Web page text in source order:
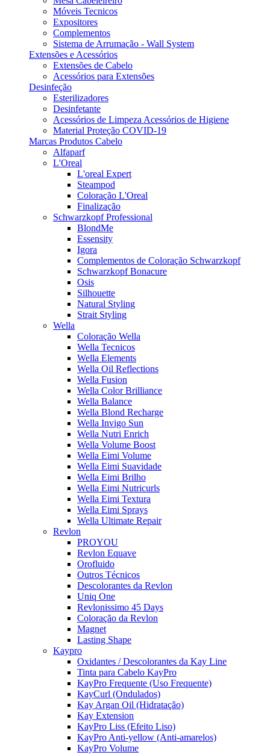
Móveis Tecnicos
Expositores
Complementos
Sistema de Arrumação - Wall System
Extensões e Acessórios
Extensões de Cabelo
Acessórios para Extensões
Desinfeção
Esterilizadores
Desinfetante
Acessórios de Limpeza Acessórios de Higiene
Material Proteção COVID-19
Marcas Produtos Cabelo
Alfaparf
L'Oreal
L'oreal Expert
Steampod
Coloração L'Oreal
Finalização
Schwarzkopf Professional
BlondMe
Essensity
Igora
Complementos de Coloração Schwarzkopf
Schwarzkopf Bonacure
Osis
Silhouette
Natural Styling
Strait Styling
Wella
Coloração Wella
Wella Tecnicos
Wella Elements
Wella Oil Reflections
Wella Fusion
Wella Color Brilliance
Wella Balance
Wella Blond Recharge
Wella Invigo Sun
Wella Nutri Enrich
Wella Volume Boost
Wella Eimi Volume
Wella Eimi Suavidade
Wella Eimi Brilho
Wella Eimi Nutricurls
Wella Eimi Textura
Wella Eimi Sprays
Wella Ultimate Repair
Revlon
PROYOU
Revlon Equave
Orofluido
Outros Técnicos
Descolorantes da Revlon
Uniq One
Revlonissimo 45 Days
Coloração da Revlon
Magnet
Lasting Shape
Kaypro
Oxidantes / Descolorantes da Kay Line
Tinta para Cabelo KayPro
KayPro Frequente (Uso Frequente)
KayCurl (Ondulados)
Kay Argan Oil (Hidratação)
Kay Extension
KayPro Liss (Efeito Liso)
KayPro Anti-yellow (Anti-amarelos)
KayPro Volume